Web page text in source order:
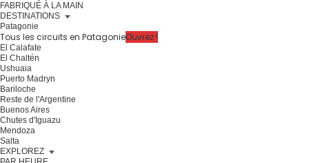
FABRIQUÉ À LA MAIN
DESTINATIONS
Patagonie
Tous les circuits en PatagonieOuvrez !
El Calafate
El Chaltén
Ushuaia
Puerto Madryn
Bariloche
Reste de l'Argentine
Buenos Aires
Chutes d'Iguazu
Mendoza
Salta
EXPLOREZ